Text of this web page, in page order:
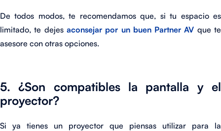
De todos modos, te recomendamos que, si tu espacio es
limitado, te dejes aconsejar por un buen Partner AV que te
asesore con otras opciones.
5. ¿Son compatibles la pantalla y el
proyector?
Si ya tienes un proyector que piensas utilizar para la